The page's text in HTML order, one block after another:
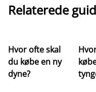
Relaterede
Hvor ofte skal
du købe en ny
dyne?